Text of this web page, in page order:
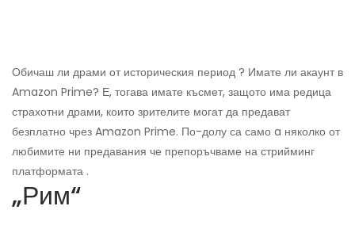
Обичаш ли драми от историческия период ? Имате ли акаунт в
Amazon Prime? Е, тогава имате късмет, защото има редица
страхотни драми, които зрителите могат да предават
безплатно чрез Amazon Prime. По-долу са само a няколко от
любимите ни предавания че препоръчваме на стрийминг
платформата .
„Рим“